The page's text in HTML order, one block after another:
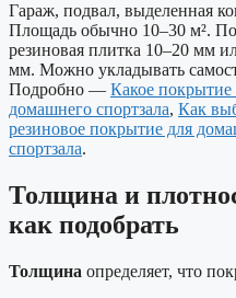
Гараж, подвал, выделенная
Площадь обычно 10–30 м².
резиновая плитка 10–20 мм
мм. Можно укладывать
Подробно — Какое покрытие
домашнего спортзала, Как
резиновое покрытие для
спортзала.
Толщина и
как подобрать
Толщина определяет, что